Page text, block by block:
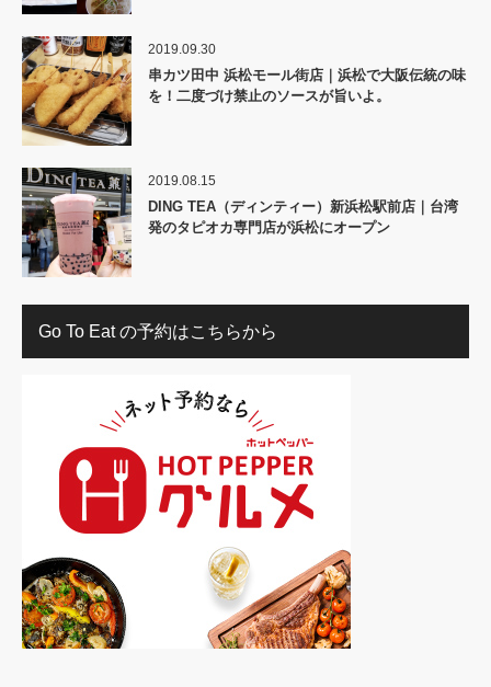
2019.09.30
串カツ田中 浜松モール街店｜浜松で大阪伝統の味
を！二度づけ禁止のソースが旨いよ。
2019.08.15
DING TEA（ディンティー）新浜松駅前店｜台湾
発のタピオカ専門店が浜松にオープン
Go To Eat の予約はこちらから